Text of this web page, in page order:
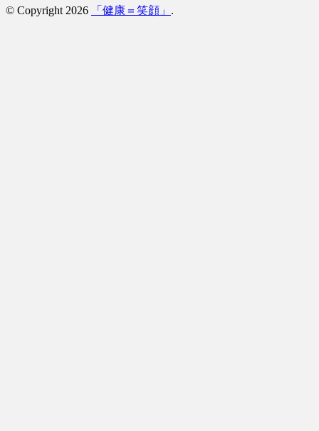
© Copyright 2026 「健康＝笑顔」 .